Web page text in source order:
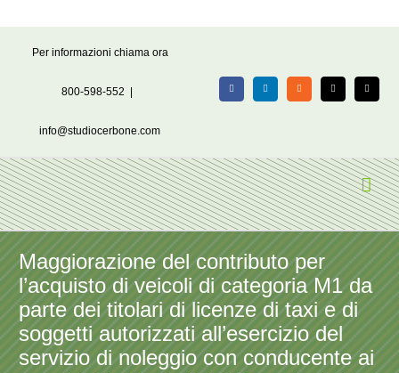
Per informazioni chiama ora
800-598-552
info@studiocerbone.com
FacebookLinkedIn Rss X Email
Maggiorazione del contributo per
l’acquisto di veicoli di categoria M1 da
parte dei titolari di licenze di taxi e di
soggetti autorizzati all’esercizio del
servizio di noleggio con conducente ai